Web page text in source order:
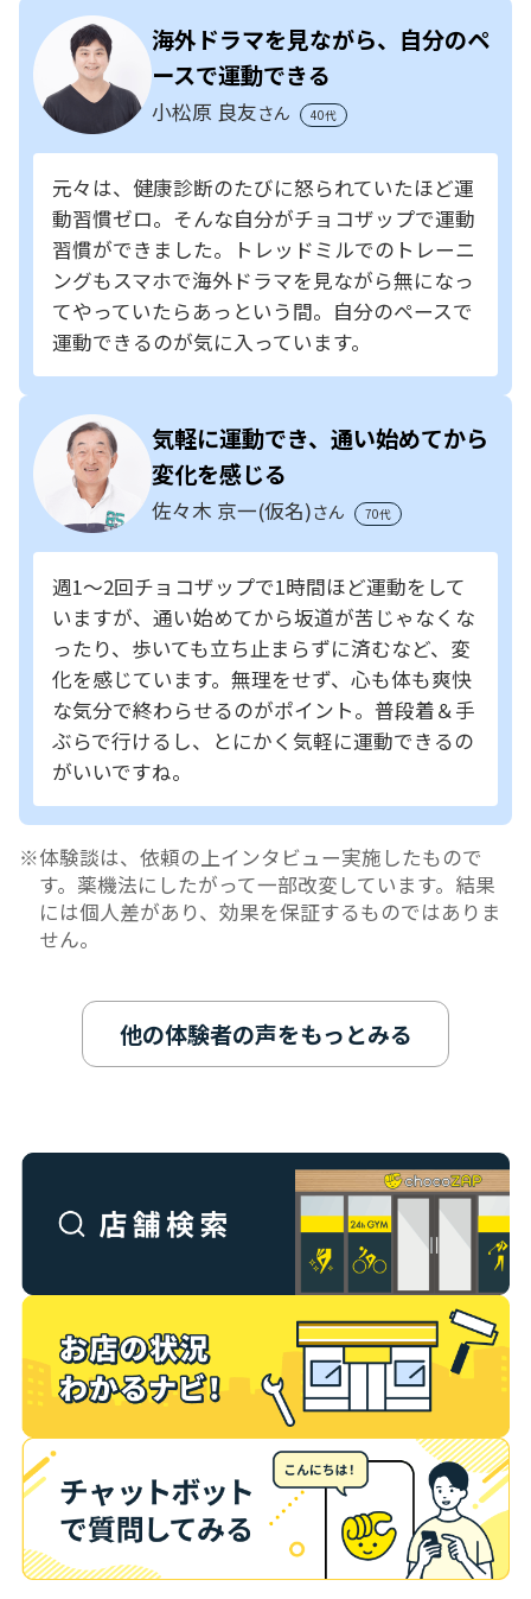
海外ドラマを見ながら、自分のペ
ースで運動できる
小松原 良友さん 40代
元々は、健康診断のたびに怒られていたほど運
動習慣ゼロ。そんな自分がチョコザップで運動
習慣ができました。トレッドミルでのトレーニ
ングもスマホで海外ドラマを見ながら無になっ
てやっていたらあっという間。自分のペースで
運動できるのが気に入っています。
気軽に運動でき、通い始めてから
変化を感じる
佐々木 京一(仮名)さん 70代
週1～2回チョコザップで1時間ほど運動をして
いますが、通い始めてから坂道が苦じゃなくな
ったり、歩いても立ち止まらずに済むなど、変
化を感じています。無理をせず、心も体も爽快
な気分で終わらせるのがポイント。普段着＆手
ぶらで行けるし、とにかく気軽に運動できるの
がいいですね。
体験談は、依頼の上インタビュー実施したもので
す。薬機法にしたがって一部改変しています。結果
には個人差があり、効果を保証するものではありま
せん。
他の体験者の声をもっとみる